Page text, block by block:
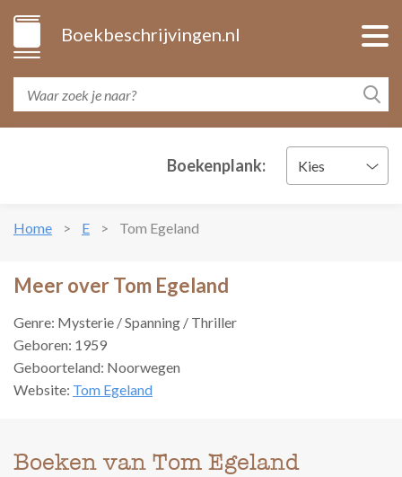
Boekbeschrijvingen.nl
Boekenplank: Kies
Home E Tom Egeland
Meer over Tom Egeland
Genre: Mysterie / Spanning / Thriller
Geboren: 1959
Geboorteland: Noorwegen
Website: Tom Egeland
Boeken van Tom Egeland